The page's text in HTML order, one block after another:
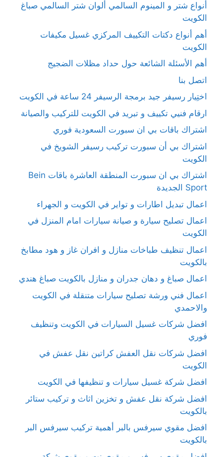
أنواع شتر و المينوم السالمي ألوان شتر السالمي صباغ
الكويت
أهم أنواع دكتات التكييف المركزي غسيل مكيفات
الكويت
أهم الأسئلة الشائعة حول حداد مظلات الضجيج
اتصل بنا
اختِيار رسيفر جيد برمجة الرسيفر 24 ساعة في الكويت
ارقام فنيي تكييف و تبريد في الكويت للتركيب والصيانة
اشتراك باقات بي ان سبورت السعودية فوري
اشتراك بي أن سبورت تركيب رسيفر الشويخ في
الكويت
اشتراك بي ان سبورت المنطقة العاشرة باقات Bein
Sport الجديدة
اعمال تبديل اطارات و تواير في الكويت و الجهراء
اعمال تصليح سيارة و صيانة سيارات امام المنزل في
الكويت
اعمال تنظيف طباخات منازل و افران غاز و هود مطابخ
بالكويت
اعمال صباغ و دهان جدران و منازل بالكويت صباغ هندي
اعمال فني ورشة تصليح سيارات متنقلة في الكويت
والاحمدي
افضل شركات غسيل السيارات في الكويت وتنظيف
فوري
افضل شركات نقل العفش كراتين نقل عفش في
الكويت
افضل شركة غسيل سيارات و تنظيفها في الكويت
افضل شركة نقل عفش و تخزين اثاث و تركيب ستائر
بالكويت
افضل مقوي سيرفس بالبر أهمية تركيب سيرفس البر
بالكويت